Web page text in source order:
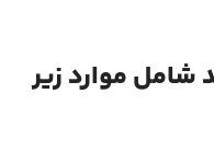
موارد زیر